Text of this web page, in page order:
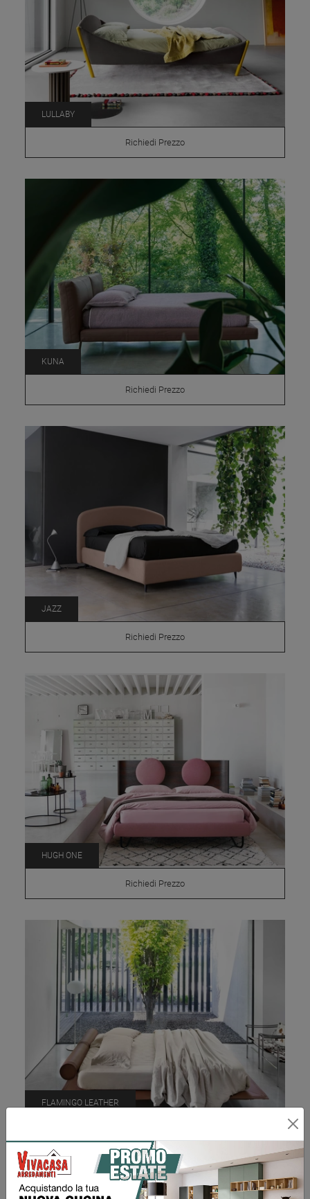
LULLABY
Richiedi Prezzo
KUNA
Richiedi Prezzo
JAZZ
Richiedi Prezzo
HUGH ONE
Richiedi Prezzo
FLAMINGO LEATHER